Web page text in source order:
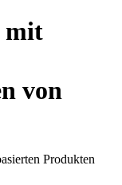
mit
von
Produkten